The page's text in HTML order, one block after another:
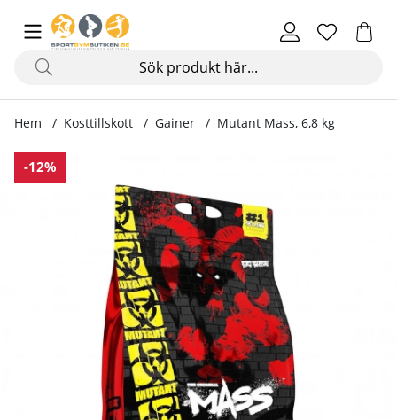
Hem Kosttillskott Gainer Mutant Mass, 6,8 kg
-12%
Produktbilder Mutant Mass, 6,8 kg